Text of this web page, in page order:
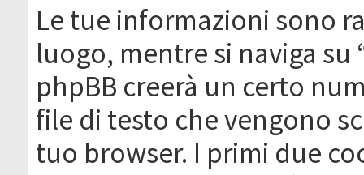
Le tue informazioni sono
luogo, mentre si naviga su
phpBB creerà un certo
file di testo che vengono
tuo browser. I primi due